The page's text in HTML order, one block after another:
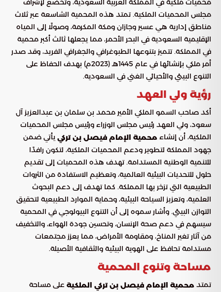
محميات ملكية في المملكة العربية السعودية، وتخضع لإشراف
مجلس المحميات الملكية. تمتد هذه المحمية الشاسعة عبر ثلاث
مناطق إدارية هي عسير وجازان ومكة المكرمة، وصولًا إلى المياه
الإقليمية السعودية في البحر الأحمر، مما يجعلها ثالث أكبر محمية
في المملكة. تتميز بتنوعها الطبوغرافي والجغرافي الفريد، وقد صدر
أمر ملكي بإنشائها في عام 1445هـ (2023م) بهدف الحفاظ على
التنوع البيئي والأحيائي الغني في السعودية.
رؤية ولي العهد
أكد صاحب السمو الملكي الأمير محمد بن سلمان بن عبدالعزيز آل
سعود، ولي العهد رئيس مجلس الوزراء ورئيس مجلس المحميات
الملكية، أن إنشاء محمية الإمام فيصل بن تركي يأتي ضمن
جهود المملكة لتطوير ودعم المحميات الملكية، لتكون رافدًا
للتنمية الوطنية المستدامة. تهدف هذه المحميات إلى تقديم
حلول للتحديات البيئية العالمية، وتعظيم الاستفادة من الثروات
الطبيعية التي تزخر بها المملكة. كما تهدف إلى دعم البحوث
العلمية، وتعزيز السياحة البيئية، وحماية الموارد الطبيعية لتحقيق
التوازن البيئي. وأشار سموه إلى أن التنوع البيولوجي في المحمية
سيسهم في دعم صحة الإنسان، وتحسين جودة الهواء، والتخفيف
من آثار تغير المناخ، ومقاومة الأمراض، مما يعزز مجتمعات
مستدامة تحافظ على الهوية البيئية والثقافية الأصيلة.
مساحة وتنوع المحمية
تمتد محمية الإمام فيصل بن تركي الملكية على مساحة